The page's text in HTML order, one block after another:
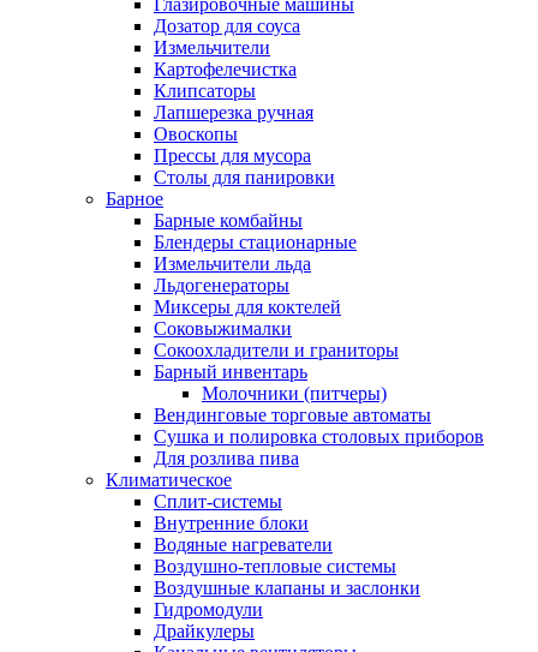
Глазировочные машины
Дозатор для соуса
Измельчители
Картофелечистка
Клипсаторы
Лапшерезка ручная
Овоскопы
Прессы для мусора
Столы для панировки
Барное
Барные комбайны
Блендеры стационарные
Измельчители льда
Льдогенераторы
Миксеры для коктелей
Соковыжималки
Сокоохладители и граниторы
Барный инвентарь
Молочники (питчеры)
Вендинговые торговые автоматы
Сушка и полировка столовых приборов
Для розлива пива
Климатическое
Сплит-системы
Внутренние блоки
Водяные нагреватели
Воздушно-тепловые системы
Воздушные клапаны и заслонки
Гидромодули
Драйкулеры